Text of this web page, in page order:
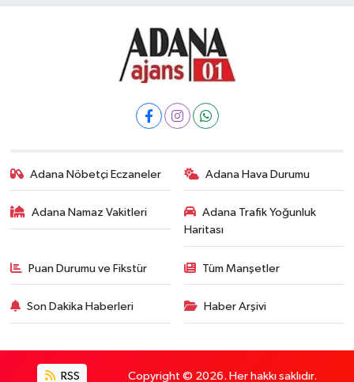
Adana Nöbetçi Eczaneler Adana Hava Durumu
Adana Namaz Vakitleri
Adana Trafik Yoğunluk
Haritası
Puan Durumu ve Fikstür Tüm Manşetler
Son Dakika Haberleri Haber Arşivi
RSS Copyright © 2026. Her hakkı saklıdır.